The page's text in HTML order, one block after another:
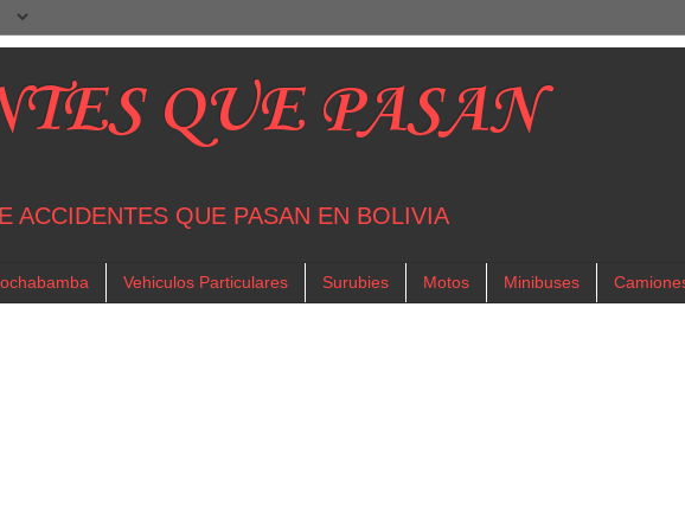
QUE PASAN
ACCIDENTES QUE PASAN EN BOLIVIA
Vehiculos Particulares Surubies Motos Minibuses